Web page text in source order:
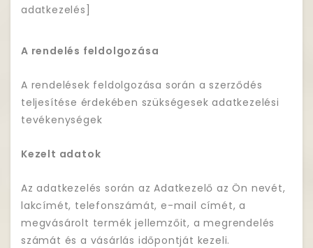
adatkezelés]
A rendelés feldolgozása
A rendelések feldolgozása során a szerződés
teljesítése érdekében szükségesek adatkezelési
tevékenységek
Kezelt adatok
Az adatkezelés során az Adatkezelő az Ön nevét,
lakcímét, telefonszámát, e-mail címét, a
megvásárolt termék jellemzőit, a megrendelés
számát és a vásárlás időpontját kezeli.